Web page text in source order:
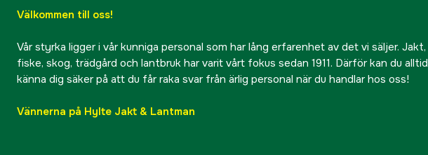
Välkommen till oss!
Vår styrka ligger i vår kunniga personal som har lång erfarenhet av det vi säljer. Jakt,
fiske, skog, trädgård och lantbruk har varit vårt fokus sedan 1911. Därför kan du alltid
känna dig säker på att du får raka svar från ärlig personal när du handlar hos oss!
Vännerna på Hylte Jakt & Lantman